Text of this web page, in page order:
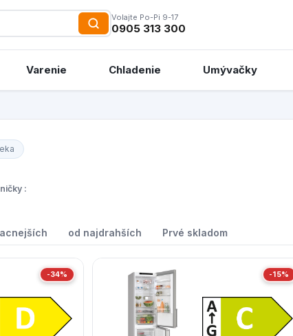
Volajte Po-Pi 9-17
0905 313 300
Varenie Chladenie Umývačky
:
od najdrahších Prvé skladom
-34% -15%